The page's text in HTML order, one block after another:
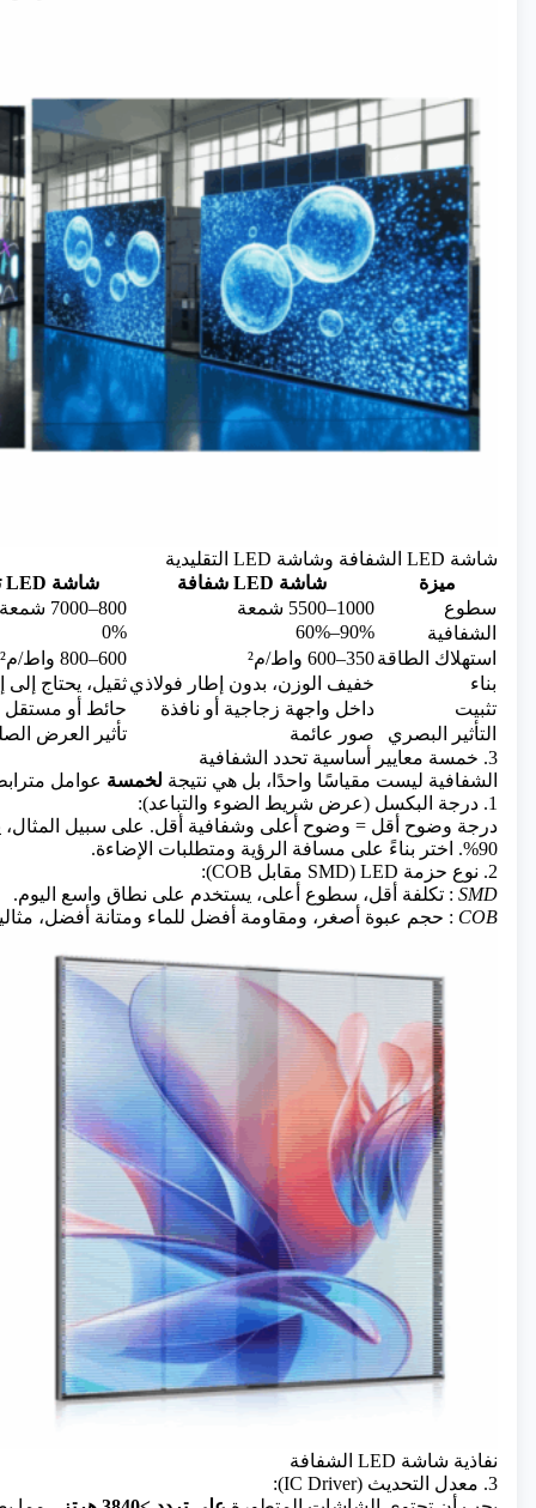
شاشة LED الشفافة وشاشة LED التقليدية
ميزة
شاشة LED شفافة
شاشة LED تقليدية
سطوع
1000–5500 شمعة
800–7000 شمعة
الشفافية
60%–90%
0%
استهلاك الطاقة350–600 واط/م²
600–800 واط/م²
بناء
خفيف الوزن، بدون إطار فولاذيثقيل، يحتاج
تثبيت
داخل واجهة زجاجية أو نافذة
حائط أو مستقل
التأثير البصري
صور عائمة
تأثير العرض
3. خمسة معايير أساسية تحدد الشفافية
الشفافية ليست مقياسًا واحدًا، بل هي نتيجة لخمسة عوامل
1. درجة البكسل (عرض شريط الضوء والتباعد):
90%. اختر بناءً على مسافة الرؤية ومتطلبات الإضاءة.
2. نوع حزمة LED (SMD مقابل COB):
SMD : تكلفة أقل، سطوع أعلى، يستخدم على نطاق واسع اليوم.
COB : حجم عبوة أصغر، ومقاومة أفضل للماء ومتانة أفضل،
نفاذية شاشة LED الشفافة
3. معدل التحديث (IC Driver):